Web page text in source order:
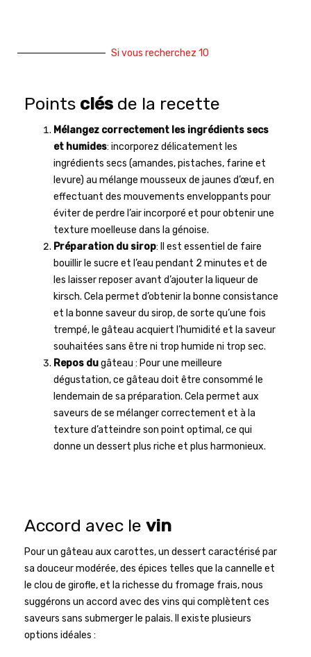
Si vous recherchez 10
Points clés de la recette
Mélangez correctement les ingrédients secs
et humides: incorporez délicatement les
ingrédients secs (amandes, pistaches, farine et
levure) au mélange mousseux de jaunes d’œuf, en
effectuant des mouvements enveloppants pour
éviter de perdre l’air incorporé et pour obtenir une
texture moelleuse dans la génoise.
Préparation du sirop: Il est essentiel de faire
bouillir le sucre et l’eau pendant 2 minutes et de
les laisser reposer avant d’ajouter la liqueur de
kirsch. Cela permet d’obtenir la bonne consistance
et la bonne saveur du sirop, de sorte qu’une fois
trempé, le gâteau acquiert l’humidité et la saveur
souhaitées sans être ni trop humide ni trop sec.
Repos dugâteau : Pour une meilleure
dégustation, ce gâteau doit être consommé le
lendemain de sa préparation. Cela permet aux
saveurs de se mélanger correctement et à la
texture d’atteindre son point optimal, ce qui
donne un dessert plus riche et plus harmonieux.
Accord avec le vin
Pour un gâteau aux carottes, un dessert caractérisé par
sa douceur modérée, des épices telles que la cannelle et
le clou de girofle, et la richesse du fromage frais, nous
suggérons un accord avec des vins qui complètent ces
saveurs sans submerger le palais. Il existe plusieurs
options idéales :